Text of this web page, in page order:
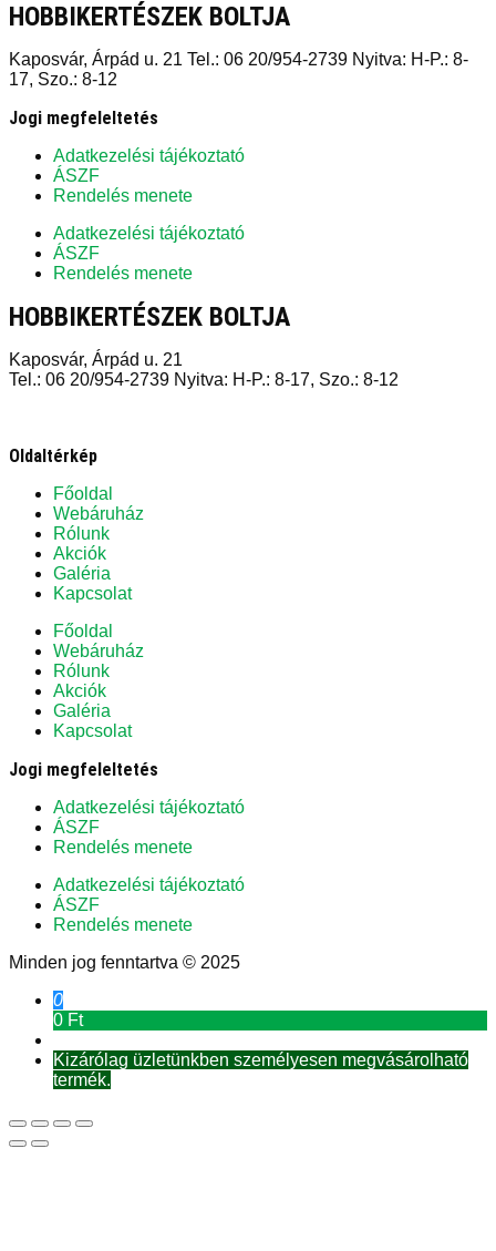
HOBBIKERTÉSZEK BOLTJA
Kaposvár, Árpád u. 21 Tel.: 06 20/954-2739 Nyitva: H-P.: 8-
17, Szo.: 8-12
Jogi megfeleltetés
Adatkezelési tájékoztató
ÁSZF
Rendelés menete
Adatkezelési tájékoztató
ÁSZF
Rendelés menete
HOBBIKERTÉSZEK BOLTJA
Kaposvár, Árpád u. 21
Tel.: 06 20/954-2739 Nyitva: H-P.: 8-17, Szo.: 8-12
Oldaltérkép
Főoldal
Webáruház
Rólunk
Akciók
Galéria
Kapcsolat
Főoldal
Webáruház
Rólunk
Akciók
Galéria
Kapcsolat
Jogi megfeleltetés
Adatkezelési tájékoztató
ÁSZF
Rendelés menete
Adatkezelési tájékoztató
ÁSZF
Rendelés menete
Minden jog fenntartva © 2025
0
0 Ft
Kizárólag üzletünkben személyesen megvásárolható
termék.